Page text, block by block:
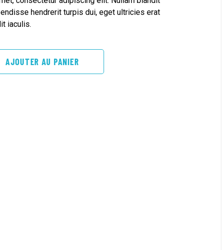
hendrerit turpis dui, eget ultricies erat
iaculis.
AJOUTER AU PANIER